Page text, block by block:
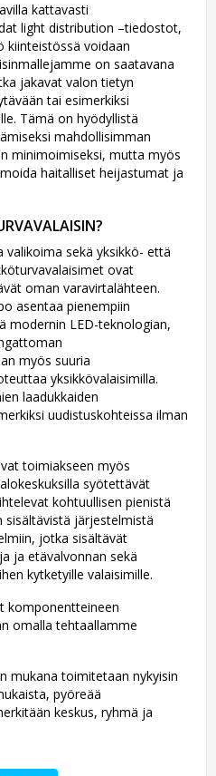
kattavasti
light distribution –tiedostot,
kiinteistössä voidaan
on saatavana
jakavat valon tietyn
tai esimerkiksi
Tämä on hyödyllistä
mahdollisimman
minimoimiseksi, mutta myös
haitalliset heijastumat ja
sekä yksikkö- että
ovat
oman varavirtalähteen.
asentaa pienempiin
modernin LED-teknologian,
myös suuria
yksikkövalaisimilla.
laadukkaiden
uudistuskohteissa ilman
toimiakseen myös
syötettävät
kohtuullisen pienistä
sisältävistä järjestelmistä
jotka sisältävät
ja etävalvonnan sekä
kytketyille valaisimille.
komponentteineen
omalla tehtaallamme
mukana toimitetaan nykyisin
pyöreää
keskus, ryhmä ja